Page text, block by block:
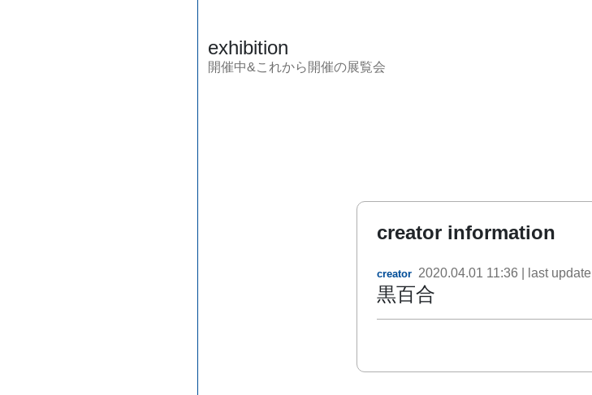
exhibition
開催中&これから開催の展覧会
creator information
creator 2020.04.01 11:36 | last update
黒百合